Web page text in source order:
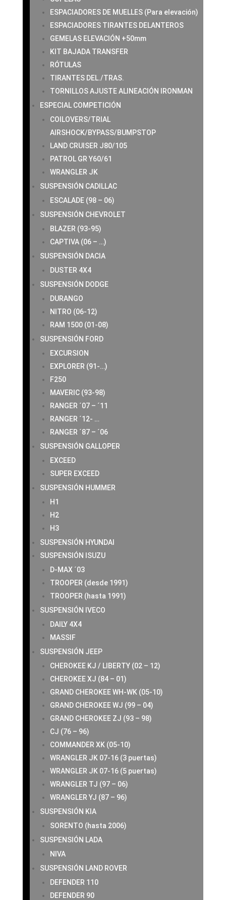
ESPACIADORES DE MUELLES (Para elevación)
ESPACIADORES TIRANTES DELANTEROS
GEMELAS ELEVACIÓN +50mm
KIT BAJADA TRANSFER
RÓTULAS
TIRANTES DEL./TRAS.
TORNILLOS AJUSTE ALINEACIÓN IRONMAN
ESPECIAL COMPETICIÓN
COILOVERS/TRIAL
AIRSHOCK/BYPASS/BUMPSTOP
LAND CRUISER J80/105
PATROL GR Y60/61
WRANGLER JK
SUSPENSIÓN CADILLAC
ESCALADE (98 – 06)
SUSPENSIÓN CHEVROLET
BLAZER (93-95)
CAPTIVA (06 – …)
SUSPENSIÓN DACIA
DUSTER 4X4
SUSPENSIÓN DODGE
DURANGO
NITRO (06-12)
RAM 1500 (01-08)
SUSPENSIÓN FORD
EXCURSION
EXPLORER (91-…)
F250
MAVERIC (93-98)
RANGER ´07 – ´11
RANGER ´12- …
RANGER ´87 – ´06
SUSPENSIÓN GALLOPER
EXCEED
SUPER EXCEED
SUSPENSIÓN HUMMER
H1
H2
H3
SUSPENSIÓN HYUNDAI
SUSPENSIÓN ISUZU
D-MAX ´03
TROOPER (desde 1991)
TROOPER (hasta 1991)
SUSPENSIÓN IVECO
DAILY 4X4
MASSIF
SUSPENSIÓN JEEP
CHEROKEE KJ / LIBERTY (02 – 12)
CHEROKEE XJ (84 – 01)
GRAND CHEROKEE WH-WK (05-10)
GRAND CHEROKEE WJ (99 – 04)
GRAND CHEROKEE ZJ (93 – 98)
CJ (76 – 96)
COMMANDER XK (05-10)
WRANGLER JK 07-16 (3 puertas)
WRANGLER JK 07-16 (5 puertas)
WRANGLER TJ (97 – 06)
WRANGLER YJ (87 – 96)
SUSPENSIÓN KIA
SORENTO (hasta 2006)
SUSPENSIÓN LADA
NIVA
SUSPENSIÓN LAND ROVER
DEFENDER 110
DEFENDER 90